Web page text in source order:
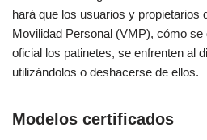
hará que los usuarios y propietarios
Movilidad Personal (VMP), cómo se
oficial los patinetes, se enfrenten al
utilizándolos o deshacerse de ellos.
Modelos certificados